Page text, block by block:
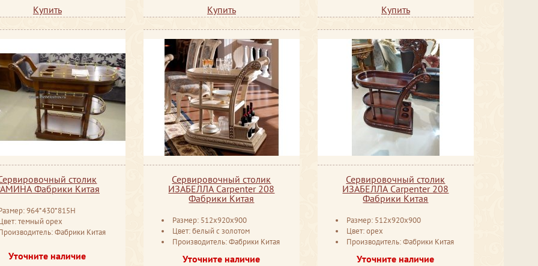
Купить
Купить
Купить
столик
Фабрики Китая
964*430*815H
темный орех
Фабрики Китая
Уточните наличие
Сервировочный столик
ИЗАБЕЛЛА Сarpenter 208
Фабрики Китая
Размер: 512x920x900
Цвет: белый с золотом
Производитель: Фабрики Китая
Уточните наличие
Сервировочный столик
ИЗАБЕЛЛА Сarpenter 208
Фабрики Китая
Размер: 512x920x900
Цвет: орех
Производитель: Фабрики Китая
Уточните наличие